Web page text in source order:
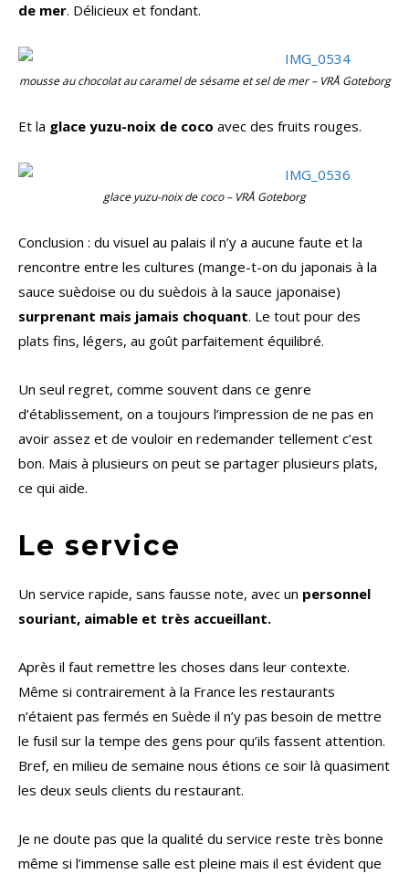
de mer. Délicieux et fondant.
mousse au chocolat au caramel de sésame et sel de mer – VRÅ Goteborg
Et la glace yuzu-noix de coco avec des fruits rouges.
glace yuzu-noix de coco – VRÅ Goteborg
Conclusion : du visuel au palais il n’y a aucune faute et la
rencontre entre les cultures (mange-t-on du japonais à la
sauce suèdoise ou du suèdois à la sauce japonaise)
surprenant mais jamais choquant. Le tout pour des
plats fins, légers, au goût parfaitement équilibré.
Un seul regret, comme souvent dans ce genre
d’établissement, on a toujours l’impression de ne pas en
avoir assez et de vouloir en redemander tellement c’est
bon. Mais à plusieurs on peut se partager plusieurs plats,
ce qui aide.
Le service
Un service rapide, sans fausse note, avec un personnel
souriant, aimable et très accueillant.
Après il faut remettre les choses dans leur contexte.
Même si contrairement à la France les restaurants
n’étaient pas fermés en Suède il n’y pas besoin de mettre
le fusil sur la tempe des gens pour qu’ils fassent attention.
Bref, en milieu de semaine nous étions ce soir là quasiment
les deux seuls clients du restaurant.
Je ne doute pas que la qualité du service reste très bonne
même si l’immense salle est pleine mais il est évident que